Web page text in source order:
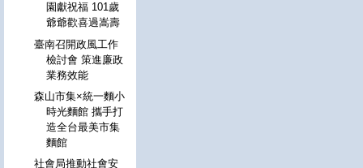
園獻祝福 101歲
爺爺歡喜過嵩壽
臺南召開政風工作
檢討會 策進廉政
業務效能
森山市集×統一麵小
時光麵館 攜手打
造全台最美市集
麵館
社會局推動社會安